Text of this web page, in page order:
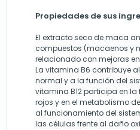
Propiedades de sus
El extracto seco de maca
compuestos (macaenos y
relacionado con mejoras
La vitamina B6 contribuye
normal y a la función del
vitamina B12 participa en
rojos y en el metabolismo
al funcionamiento del
las células frente al daño